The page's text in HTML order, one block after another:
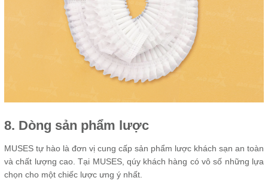
8. Dòng sản phẩm lược
MUSES tự hào là đơn vị cung cấp sản phẩm lược khách sạn an toàn
và chất lượng cao. Tại MUSES, qúy khách hàng có vô số những lựa
chọn cho một chiếc lược ưng ý nhất.